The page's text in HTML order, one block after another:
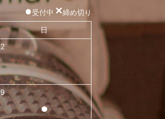
●受付中 ×締め切り
日
2
9
●